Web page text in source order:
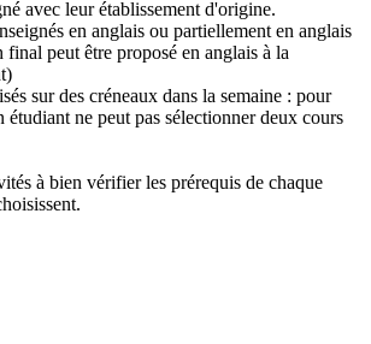
avec leur établissement d'origine.
en anglais ou partiellement en anglais
final peut être proposé en anglais à la
sur des créneaux dans la semaine : pour
étudiant ne peut pas sélectionner deux cours
à bien vérifier les prérequis de chaque